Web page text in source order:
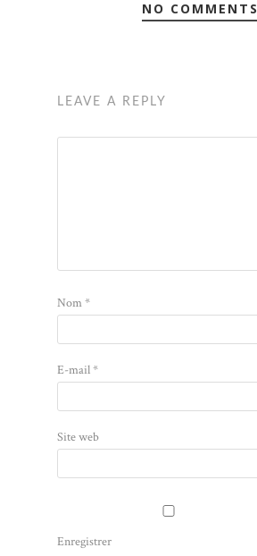
NO COMMENTS
LEAVE A REPLY
Nom*
E-mail*
Site web
Enregistrer